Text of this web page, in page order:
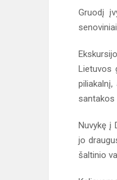
Gruodį
Lietuvos
santakos
Nuvykę į
jo
šaltinio